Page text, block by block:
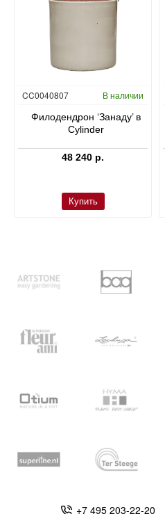
CC0040807 В наличии
Филодендрон ‘Занаду’ в
Cylinder
48 240 р.
Купить
+7 495 203-22-20